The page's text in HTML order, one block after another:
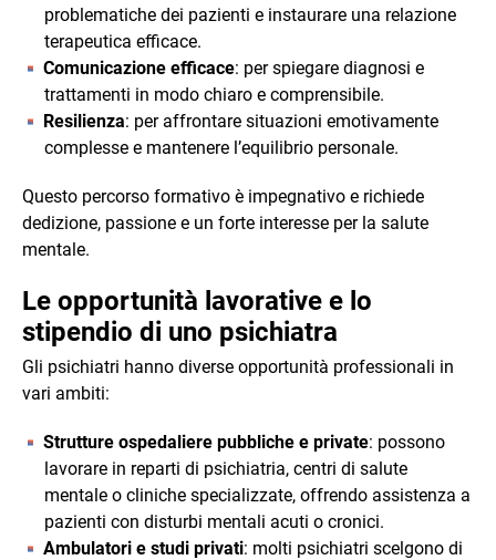
problematiche dei pazienti e instaurare una relazione
terapeutica efficace.
Comunicazione efficace: per spiegare diagnosi e
trattamenti in modo chiaro e comprensibile.
Resilienza: per affrontare situazioni emotivamente
complesse e mantenere l’equilibrio personale.
Questo percorso formativo è impegnativo e richiede
dedizione, passione e un forte interesse per la salute
mentale.
Le opportunità lavorative e lo
stipendio di uno psichiatra
Gli psichiatri hanno diverse opportunità professionali in
vari ambiti:
Strutture ospedaliere pubbliche e private: possono
lavorare in reparti di psichiatria, centri di salute
mentale o cliniche specializzate, offrendo assistenza a
pazienti con disturbi mentali acuti o cronici.
Ambulatori e studi privati: molti psichiatri scelgono di